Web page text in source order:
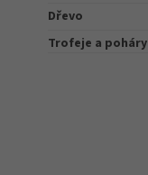
Dřevo
Trofeje a poháry